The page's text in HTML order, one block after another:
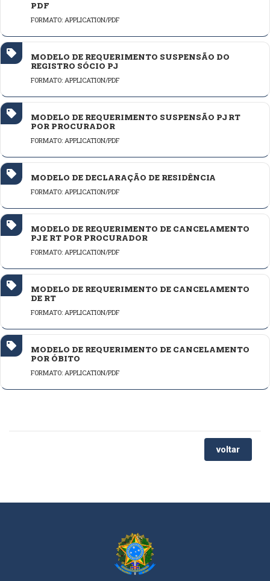
PDF
FORMATO: APPLICATION/PDF
MODELO DE REQUERIMENTO SUSPENSÃO DO
REGISTRO SÓCIO PJ
FORMATO: APPLICATION/PDF
MODELO DE REQUERIMENTO SUSPENSÃO PJ RT
POR PROCURADOR
FORMATO: APPLICATION/PDF
MODELO DE DECLARAÇÃO DE RESIDÊNCIA
FORMATO: APPLICATION/PDF
MODELO DE REQUERIMENTO DE CANCELAMENTO
PJ E RT POR PROCURADOR
FORMATO: APPLICATION/PDF
MODELO DE REQUERIMENTO DE CANCELAMENTO
DE RT
FORMATO: APPLICATION/PDF
MODELO DE REQUERIMENTO DE CANCELAMENTO
POR ÓBITO
FORMATO: APPLICATION/PDF
voltar